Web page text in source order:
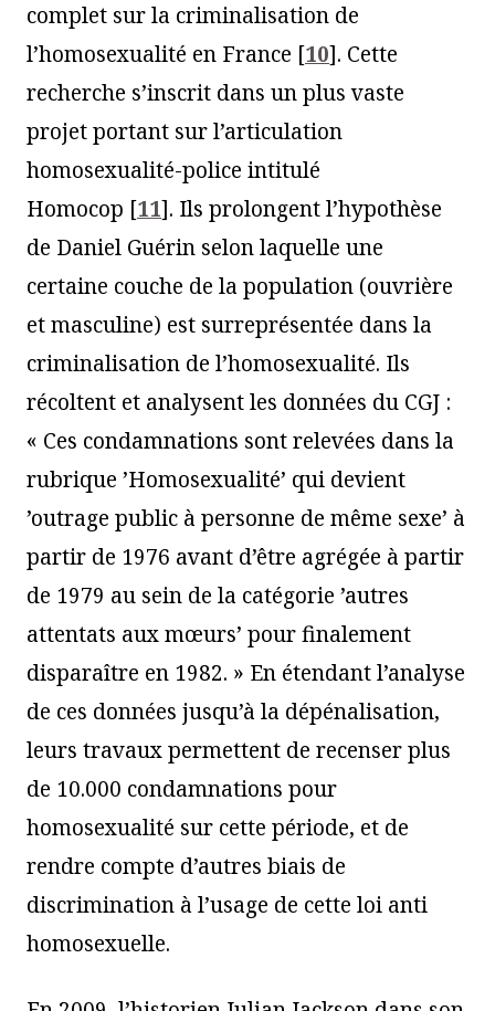
complet sur la criminalisation de
l’homosexualité en France [10]. Cette
recherche s’inscrit dans un plus vaste
projet portant sur l’articulation
homosexualité-police intitulé
Homocop [11]. Ils prolongent l’hypothèse
de Daniel Guérin selon laquelle une
certaine couche de la population (ouvrière
et masculine) est surreprésentée dans la
criminalisation de l’homosexualité. Ils
récoltent et analysent les données du CGJ :
« Ces condamnations sont relevées dans la
rubrique ’Homosexualité’ qui devient
’outrage public à personne de même sexe’ à
partir de 1976 avant d’être agrégée à partir
de 1979 au sein de la catégorie ’autres
attentats aux mœurs’ pour finalement
disparaître en 1982. » En étendant l’analyse
de ces données jusqu’à la dépénalisation,
leurs travaux permettent de recenser plus
de 10.000 condamnations pour
homosexualité sur cette période, et de
rendre compte d’autres biais de
discrimination à l’usage de cette loi anti
homosexuelle.